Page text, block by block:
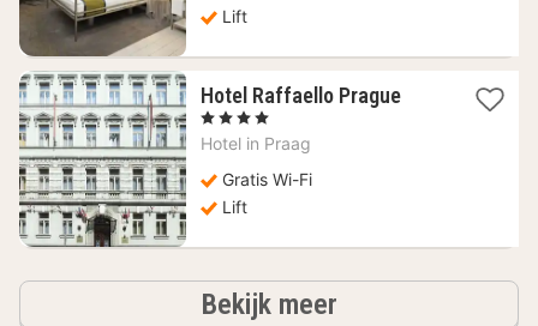
Lift
Hotel Raffaello Prague1
, 4 Sterren
Hotel in Praag
Gratis Wi-Fi
Lift
Bekijk meerhotels